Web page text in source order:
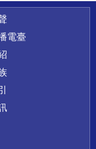
電臺